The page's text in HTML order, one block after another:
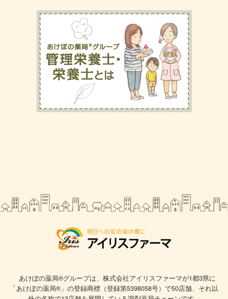
あけぼの薬局®グループは、株式会社アイリスファーマが1都3県に
「あけぼの薬局®」の登録商標（登録第5398058号）で50店舗、それ以